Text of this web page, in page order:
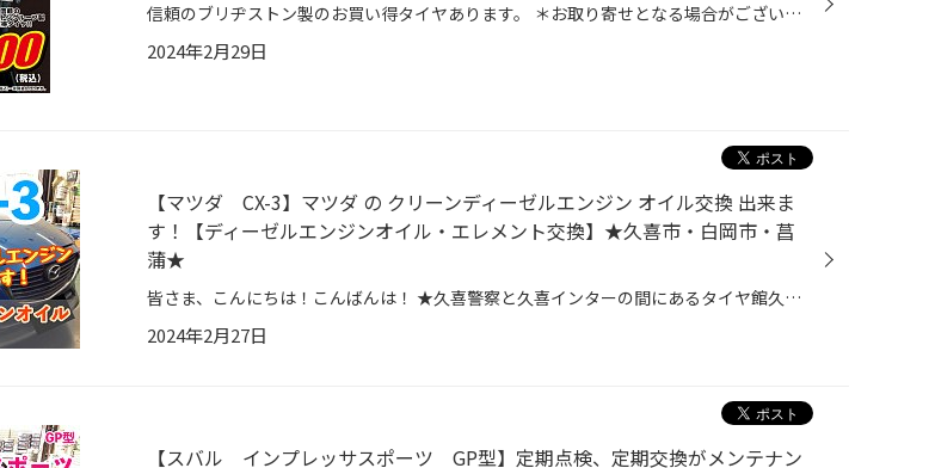
信頼のブリヂストン製のお買い得タイヤあります。 ＊お取り寄せとなる場合がございます。 他にも… 新しいタイヤの買い方です! 急な出費！ 高額な出費にお困りのお客様！ サブスク(月額定額)で購入できます！ ラインナップも色々！ 詳しくはこちらから→★Mobox★ ーーーーーーーーーーーー▼タイヤ館か...
2024年2月29日
【マツダ CX-3】マツダ の クリーンディーゼルエンジン オイル交換 出来ま
す！【ディーゼルエンジンオイル・エレメント交換】★久喜市・白岡市・菖
蒲★
皆さま、こんにちは！こんばんは！ ★久喜警察と久喜インターの間にあるタイヤ館久喜です★ いつも当店WEBをご覧いただきありがとうございます！ ーーーーーーーーーーーーーーーーーーーーーーーーーーーーーーーーーーーーーーーーーー お客様のお車【 マツダ：CX-3 】 本日はCX-3にて、ディーゼル...
2024年2月27日
【スバル インプレッサスポーツ GP型】定期点検、定期交換がメンテナン